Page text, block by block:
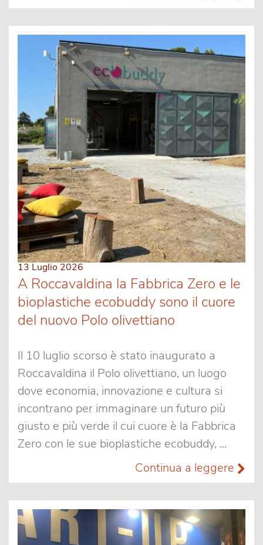
13 Luglio 2026
A Roccavaldina la Fabbrica Zero e le
bioplastiche ecobuddy sono il cuore
del nuovo Polo olivettiano
Il 10 luglio scorso è stato inaugurato a
Roccavaldina il Polo olivettiano, un luogo
dove economia, innovazione e cultura si
incontrano per immaginare un futuro più
giusto e più verde il cui cuore è la Fabbrica
Zero con le sue bioplastiche ecobuddy, ...
Continua a leggere